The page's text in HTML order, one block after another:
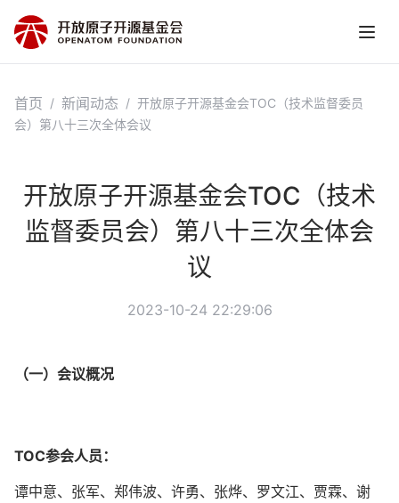
首页 / 新闻动态 / 开放原子开源基金会TOC（技术监督委员
会）第八十三次全体会议
开放原子开源基金会TOC（技术
监督委员会）第八十三次全体会
议
2023-10-24 22:29:06
（一）会议概况
TOC参会人员：
谭中意、张军、郑伟波、许勇、张烨、罗文江、贾霖、谢